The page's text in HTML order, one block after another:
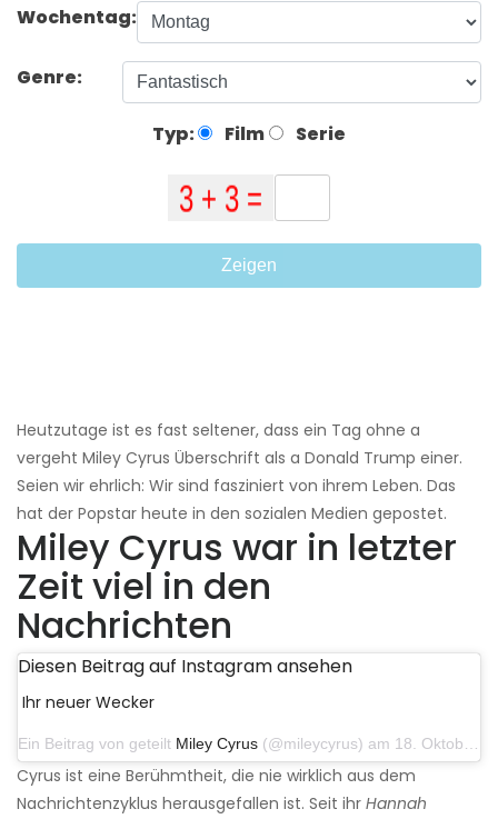
Wochentag:
Genre:
Typ: Film Serie
Zeigen
Heutzutage ist es fast seltener, dass ein Tag ohne a
vergeht Miley Cyrus Überschrift als a Donald Trump einer.
Seien wir ehrlich: Wir sind fasziniert von ihrem Leben. Das
hat der Popstar heute in den sozialen Medien gepostet.
Miley Cyrus war in letzter
Zeit viel in den
Nachrichten
Diesen Beitrag auf Instagram ansehen
Ihr neuer Wecker
Ein Beitrag von geteilt Miley Cyrus (@mileycyrus) am 18. Oktober 2019 um 19:03 Uhr PDT
Cyrus ist eine Berühmtheit, die nie wirklich aus dem
Nachrichtenzyklus herausgefallen ist. Seit ihr Hannah